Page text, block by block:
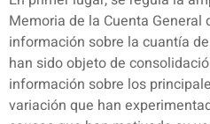
Memoria de la Cuenta General
información sobre la cuantía
han sido objeto de
información sobre los
variación que han